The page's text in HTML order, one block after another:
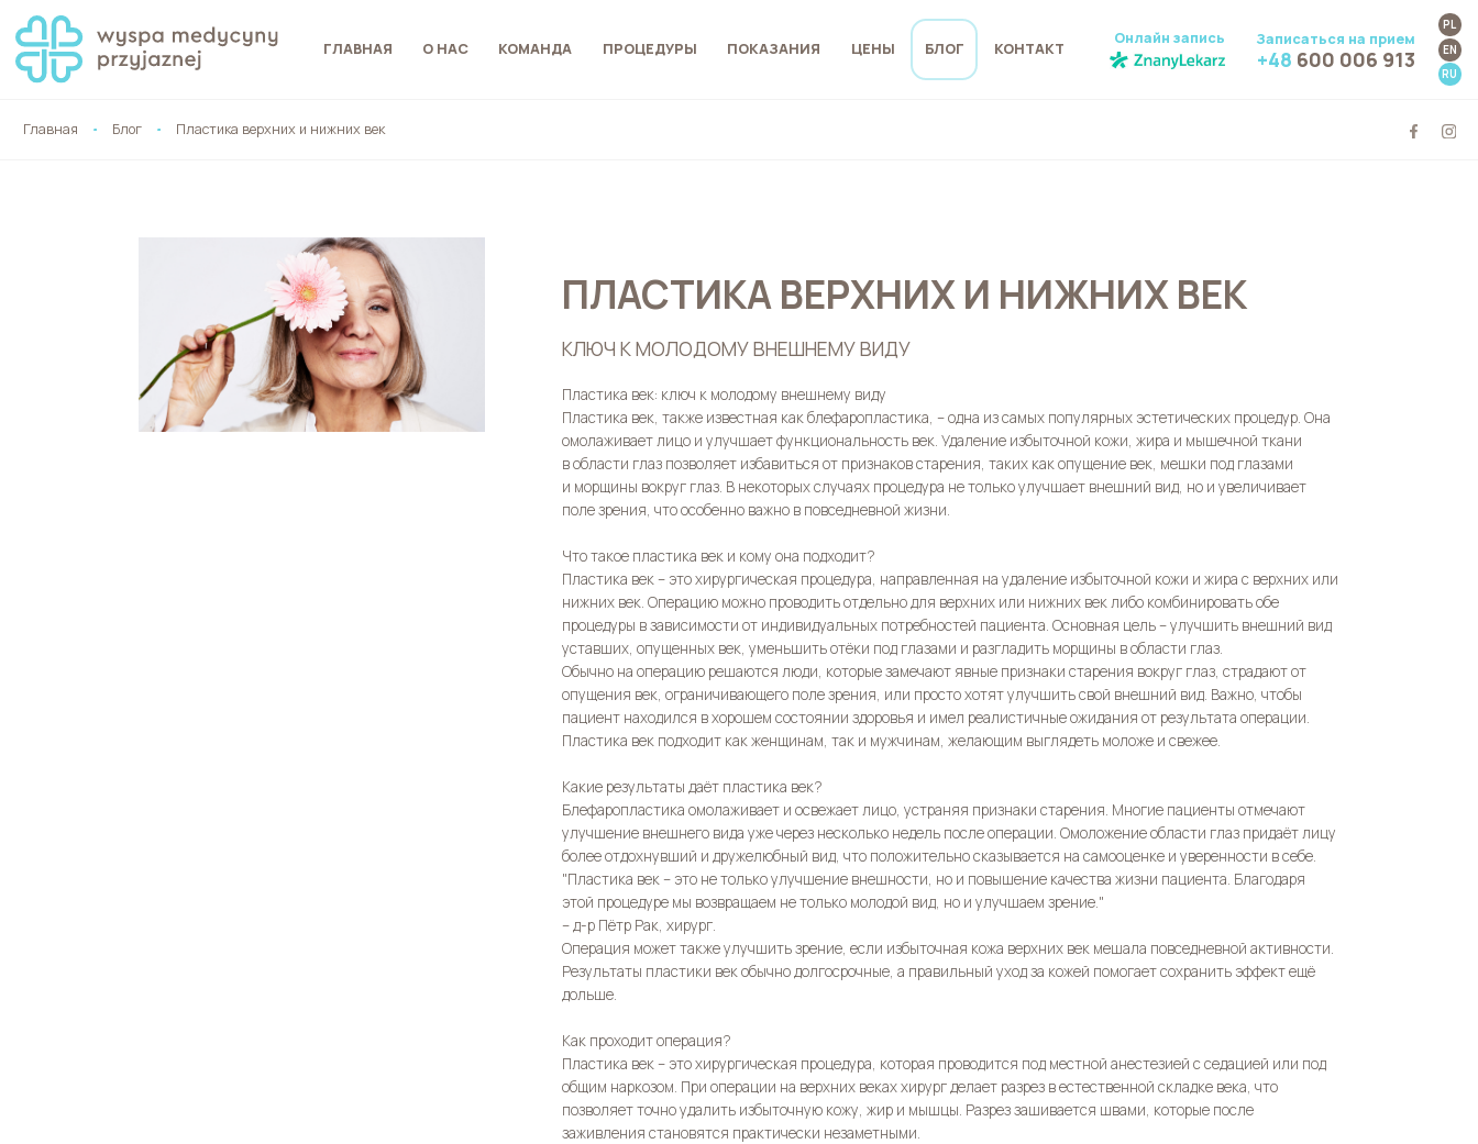
ГЛАВНАЯ О НАС КОМАНДА ПРОЦЕДУРЫ ПОКАЗАНИЯ ЦЕНЫ БЛОГ КОНТАКТ
Онлайн запись Записаться на прием
+48 600 006 913
PL
EN
RU
Главная Блог Пластика верхних и нижних век
ПЛАСТИКА ВЕРХНИХ И НИЖНИХ ВЕК
КЛЮЧ К МОЛОДОМУ ВНЕШНЕМУ ВИДУ
Пластика век: ключ к молодому внешнему виду
Пластика век, также известная как блефаропластика, – одна из самых популярных эстетических процедур. Она
омолаживает лицо и улучшает функциональность век. Удаление избыточной кожи, жира и мышечной ткани
в области глаз позволяет избавиться от признаков старения, таких как опущение век, мешки под глазами
и морщины вокруг глаз. В некоторых случаях процедура не только улучшает внешний вид, но и увеличивает
поле зрения, что особенно важно в повседневной жизни.
Что такое пластика век и кому она подходит?
Пластика век – это хирургическая процедура, направленная на удаление избыточной кожи и жира с верхних или
нижних век. Операцию можно проводить отдельно для верхних или нижних век либо комбинировать обе
процедуры в зависимости от индивидуальных потребностей пациента. Основная цель – улучшить внешний вид
уставших, опущенных век, уменьшить отёки под глазами и разгладить морщины в области глаз.
Обычно на операцию решаются люди, которые замечают явные признаки старения вокруг глаз, страдают от
опущения век, ограничивающего поле зрения, или просто хотят улучшить свой внешний вид. Важно, чтобы
пациент находился в хорошем состоянии здоровья и имел реалистичные ожидания от результата операции.
Пластика век подходит как женщинам, так и мужчинам, желающим выглядеть моложе и свежее.
Какие результаты даёт пластика век?
Блефаропластика омолаживает и освежает лицо, устраняя признаки старения. Многие пациенты отмечают
улучшение внешнего вида уже через несколько недель после операции. Омоложение области глаз придаёт лицу
более отдохнувший и дружелюбный вид, что положительно сказывается на самооценке и уверенности в себе.
"Пластика век – это не только улучшение внешности, но и повышение качества жизни пациента. Благодаря
этой процедуре мы возвращаем не только молодой вид, но и улучшаем зрение."
– д-р Пётр Рак, хирург.
Операция может также улучшить зрение, если избыточная кожа верхних век мешала повседневной активности.
Результаты пластики век обычно долгосрочные, а правильный уход за кожей помогает сохранить эффект ещё
дольше.
Как проходит операция?
Пластика век – это хирургическая процедура, которая проводится под местной анестезией с седацией или под
общим наркозом. При операции на верхних веках хирург делает разрез в естественной складке века, что
позволяет точно удалить избыточную кожу, жир и мышцы. Разрез зашивается швами, которые после
заживления становятся практически незаметными.